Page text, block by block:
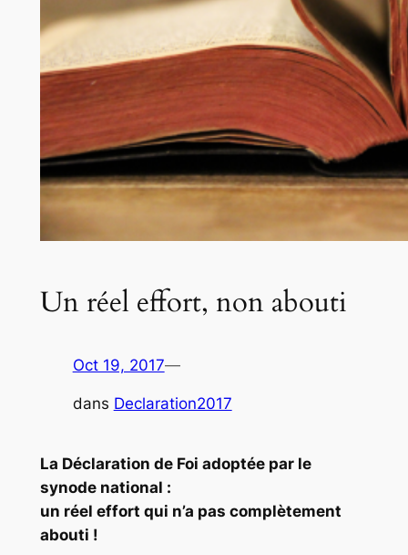
Un réel effort, non abouti
Oct 19, 2017—
dans Declaration2017
La Déclaration de Foi adoptée par le
synode national :
un réel effort qui n’a pas complètement
abouti !